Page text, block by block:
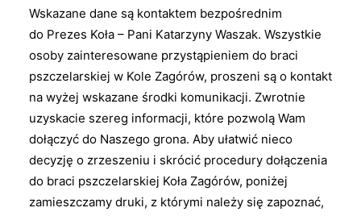
Wskazane dane są kontaktem bezpośrednim
do Prezes Koła – Pani Katarzyny Waszak. Wszystkie
osoby zainteresowane przystąpieniem do braci
pszczelarskiej w Kole Zagórów, proszeni są o kontakt
na wyżej wskazane środki komunikacji. Zwrotnie
uzyskacie szereg informacji, które pozwolą Wam
dołączyć do Naszego grona. Aby ułatwić nieco
decyzję o zrzeszeniu i skrócić procedury dołączenia
do braci pszczelarskiej Koła Zagórów, poniżej
zamieszczamy druki, z którymi należy się zapoznać,